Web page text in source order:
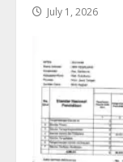
July 1, 2026